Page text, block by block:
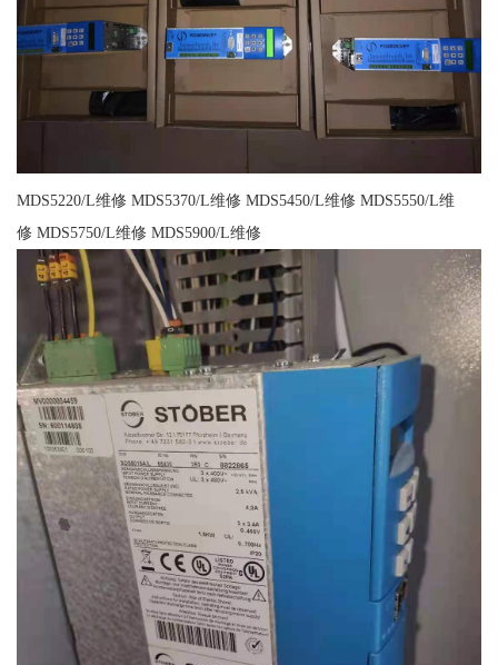
MDS5220/L维修 MDS5370/L维修 MDS5450/L维修 MDS5550/L维
修 MDS5750/L维修 MDS5900/L维修